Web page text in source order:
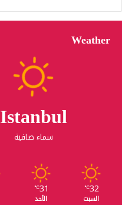
Weather
Istanbul
سماء صافية
32
℃
السبت
31
℃
الأحد